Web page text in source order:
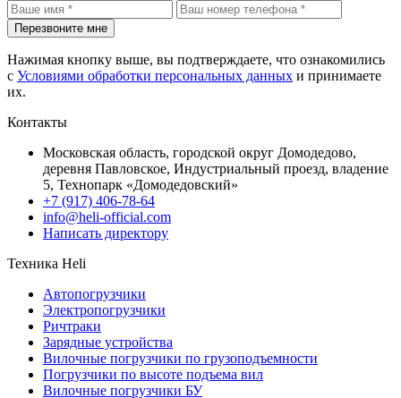
Перезвоните мне
Нажимая кнопку выше, вы подтверждаете, что ознакомились
с Условиями обработки персональных данных и принимаете
их.
Контакты
Московская область, городской округ Домодедово,
деревня Павловское, Индустриальный проезд, владение
5, Технопарк «Домодедовский»
+7 (917) 406-78-64
info@heli-official.com
Написать директору
Техника Heli
Автопогрузчики
Электропогрузчики
Ричтраки
Зарядные устройства
Вилочные погрузчики по грузоподъемности
Погрузчики по высоте подъема вил
Вилочные погрузчики БУ